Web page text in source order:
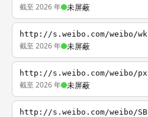
截至 2026 年 未屏蔽
http://s.weibo.com/weibo/wk
截至 2026 年 未屏蔽
http://s.weibo.com/weibo/px
截至 2026 年 未屏蔽
http://s.weibo.com/weibo/SB